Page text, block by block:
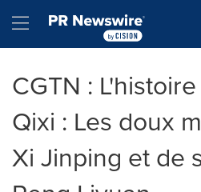
Hamburger menu
CGTN :
Qixi : Les doux
Xi Jinping et de